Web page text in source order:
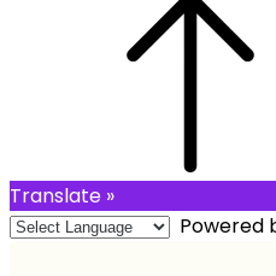
Translate »
Powered